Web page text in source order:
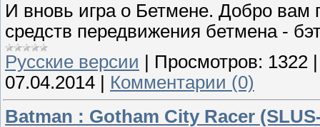
И вновь игра о Бетмене. Добро вам
средств передвижения бетмена -
Русские версии
Просмотров: 1322
07.04.2014
Комментарии (0)
Batman : Gotham City Racer